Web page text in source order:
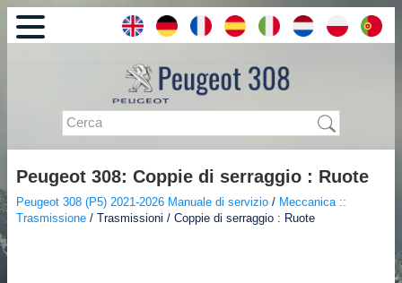
Peugeot 308: Coppie di serraggio : Ruote
Peugeot 308 (P5) 2021-2026 Manuale di servizio / Meccanica ::
Trasmissione / Trasmissioni / Coppie di serraggio : Ruote